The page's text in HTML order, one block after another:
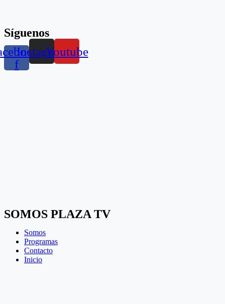
Síguenos
f
InstagramYoutube
SOMOS PLAZA TV
Somos
Programas
Contacto
Inicio